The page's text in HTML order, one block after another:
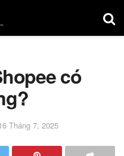
có
Tháng 7, 2025